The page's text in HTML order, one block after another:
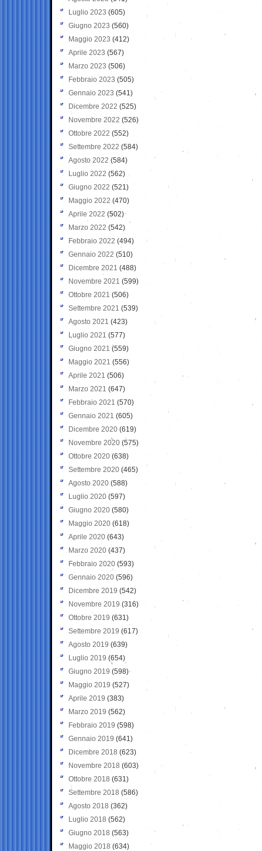
Luglio 2023 (605)
Giugno 2023 (560)
Maggio 2023 (412)
Aprile 2023 (567)
Marzo 2023 (506)
Febbraio 2023 (505)
Gennaio 2023 (541)
Dicembre 2022 (525)
Novembre 2022 (526)
Ottobre 2022 (552)
Settembre 2022 (584)
Agosto 2022 (584)
Luglio 2022 (562)
Giugno 2022 (521)
Maggio 2022 (470)
Aprile 2022 (502)
Marzo 2022 (542)
Febbraio 2022 (494)
Gennaio 2022 (510)
Dicembre 2021 (488)
Novembre 2021 (599)
Ottobre 2021 (506)
Settembre 2021 (539)
Agosto 2021 (423)
Luglio 2021 (577)
Giugno 2021(559)
Maggio 2021 (556)
Aprile 2021 (506)
Marzo 2021 (647)
Febbraio 2021 (570)
Gennaio 2021 (605)
Dicembre 2020 (619)
Novembre 2020 (575)
Ottobre 2020 (638)
Settembre 2020(465)
Agosto 2020 (588)
Luglio 2020 (597)
Giugno 2020 (580)
Maggio 2020 (618)
Aprile 2020 (643)
Marzo 2020 (437)
Febbraio 2020 (593)
Gennaio 2020 (596)
Dicembre 2019 (542)
Novembre 2019 (316)
Ottobre 2019 (631)
Settembre 2019 (617)
Agosto 2019 (639)
Luglio 2019 (654)
Giugno 2019 (598)
Maggio 2019 (527)
Aprile 2019 (383)
Marzo 2019 (562)
Febbraio 2019 (598)
Gennaio 2019 (641)
Dicembre 2018 (623)
Novembre 2018 (603)
Ottobre 2018 (631)
Settembre 2018 (586)
Agosto 2018 (362)
Luglio 2018 (562)
Giugno 2018 (563)
Maggio 2018 (634)